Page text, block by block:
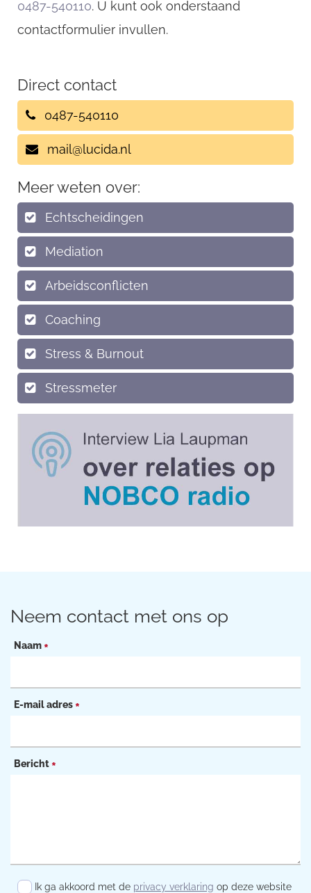
0487-540110. U kunt ook onderstaand
contactformulier invullen.
Direct contact
0487-540110
mail@lucida.nl
Meer weten over:
Echtscheidingen
Mediation
Arbeidsconflicten
Coaching
Stress & Burnout
Stressmeter
Neem contact met ons op
Naam *
E-mail adres *
Bericht *
Ik ga akkoord met de privacy verklaring op deze website